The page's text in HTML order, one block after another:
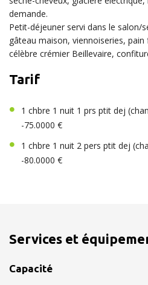
demande.
Petit-déjeuner servi dans le salon/
gâteau maison, viennoiseries,
célèbre crémier Beillevaire,
Tarif
1 chbre 1 nuit 1 prs ptit dej
-75.0000 €
1 chbre 1 nuit 2 pers ptit dej
-80.0000 €
Services et
Capacité